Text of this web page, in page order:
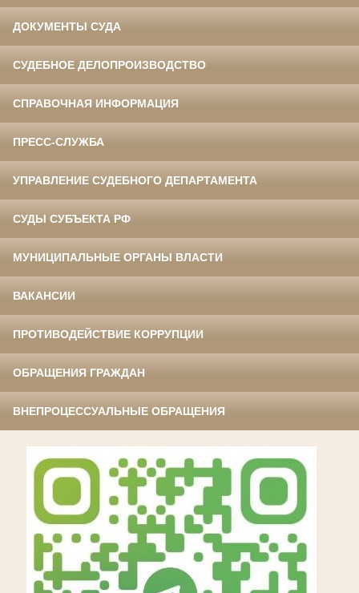
ДОКУМЕНТЫ СУДА
СУДЕБНОЕ ДЕЛОПРОИЗВОДСТВО
СПРАВОЧНАЯ ИНФОРМАЦИЯ
ПРЕСС-СЛУЖБА
УПРАВЛЕНИЕ СУДЕБНОГО ДЕПАРТАМЕНТА
СУДЫ СУБЪЕКТА РФ
МУНИЦИПАЛЬНЫЕ ОРГАНЫ ВЛАСТИ
ВАКАНСИИ
ПРОТИВОДЕЙСТВИЕ КОРРУПЦИИ
ОБРАЩЕНИЯ ГРАЖДАН
ВНЕПРОЦЕССУАЛЬНЫЕ ОБРАЩЕНИЯ